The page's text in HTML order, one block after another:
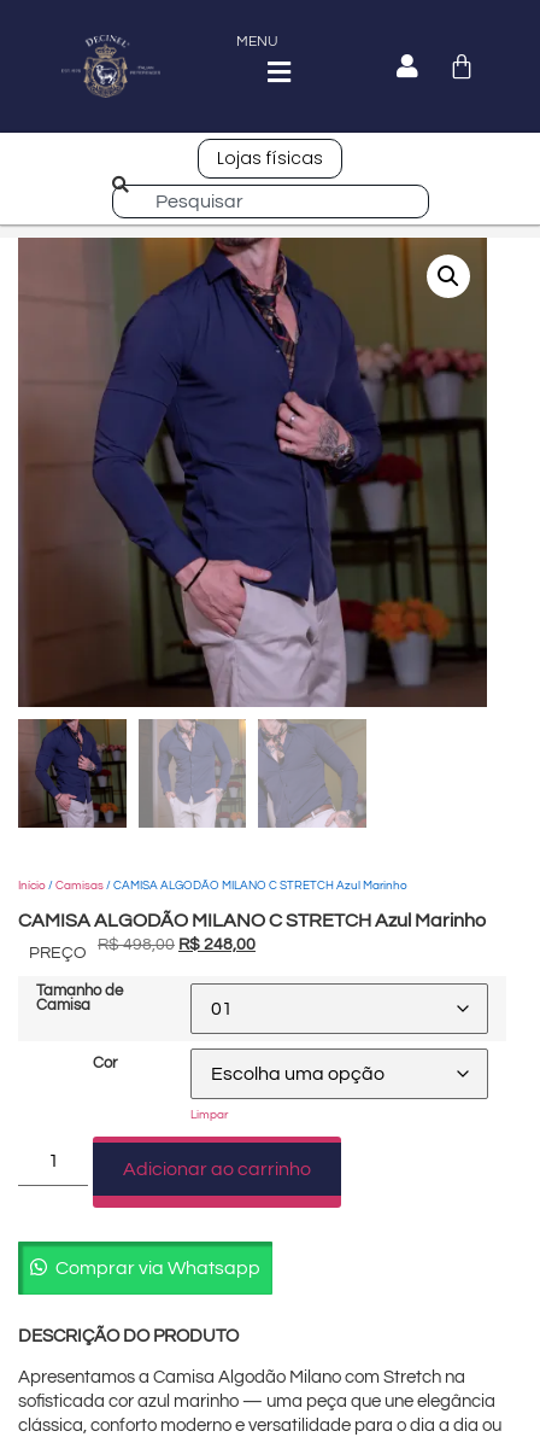
MENU
Lojas físicas
Início / Camisas / CAMISA ALGODÃO MILANO C STRETCH Azul Marinho
CAMISA ALGODÃO MILANO C STRETCH Azul Marinho
PREÇO
R$498,00 R$ 248,00
Tamanho de
Camisa
Cor
Limpar
Adicionar ao carrinho
Comprar via Whatsapp
DESCRIÇÃO DO PRODUTO
Apresentamos a Camisa Algodão Milano com Stretch na
sofisticada cor azul marinho — uma peça que une elegância
clássica, conforto moderno e versatilidade para o dia a dia ou